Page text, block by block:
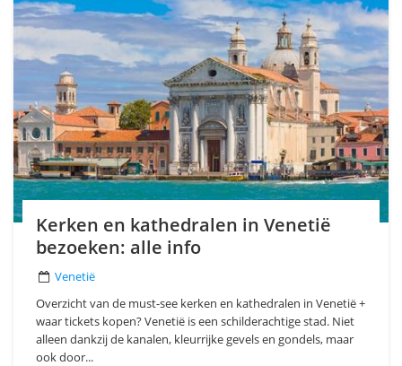
Kerken en kathedralen in Venetië
bezoeken: alle info
Venetië
Overzicht van de must-see kerken en kathedralen in Venetië +
waar tickets kopen? Venetië is een schilderachtige stad. Niet
alleen dankzij de kanalen, kleurrijke gevels en gondels, maar
ook door...